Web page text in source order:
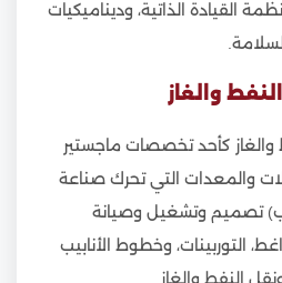
القيادة الذاتية، وديناميكيات
والغاز
كأحد تخصصات ماجستير
والمعدات التي تحرك صناعة
تصميم وتشغيل وصيانة
التوربينات، وخطوط الأنابيب
النفط والغاز.